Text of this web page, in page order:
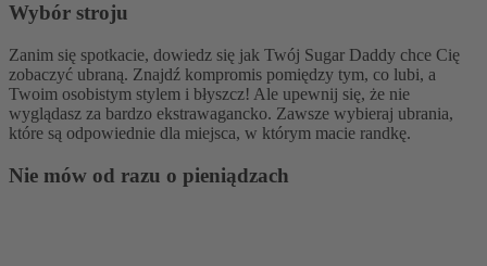
Wybór stroju
Zanim się spotkacie, dowiedz się jak Twój Sugar Daddy chce Cię
zobaczyć ubraną. Znajdź kompromis pomiędzy tym, co lubi, a
Twoim osobistym stylem i błyszcz! Ale upewnij się, że nie
wyglądasz za bardzo ekstrawagancko. Zawsze wybieraj ubrania,
które są odpowiednie dla miejsca, w którym macie randkę.
Nie mów od razu o pieniądzach